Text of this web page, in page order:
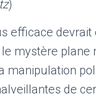
)
efficace
mystère
de